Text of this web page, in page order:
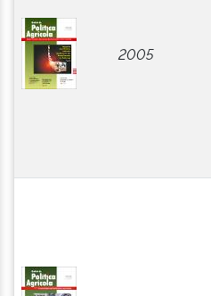
2005